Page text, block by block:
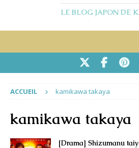
LE BLOG JAPON DE
ACCUEIL kamikawa takaya
kamikawa takaya
[Drama] Shizumanu